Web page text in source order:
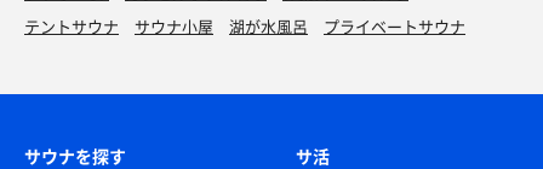
テントサウナ
サウナ小屋 湖が水風呂 プライベートサウナ
サウナを探す サ活